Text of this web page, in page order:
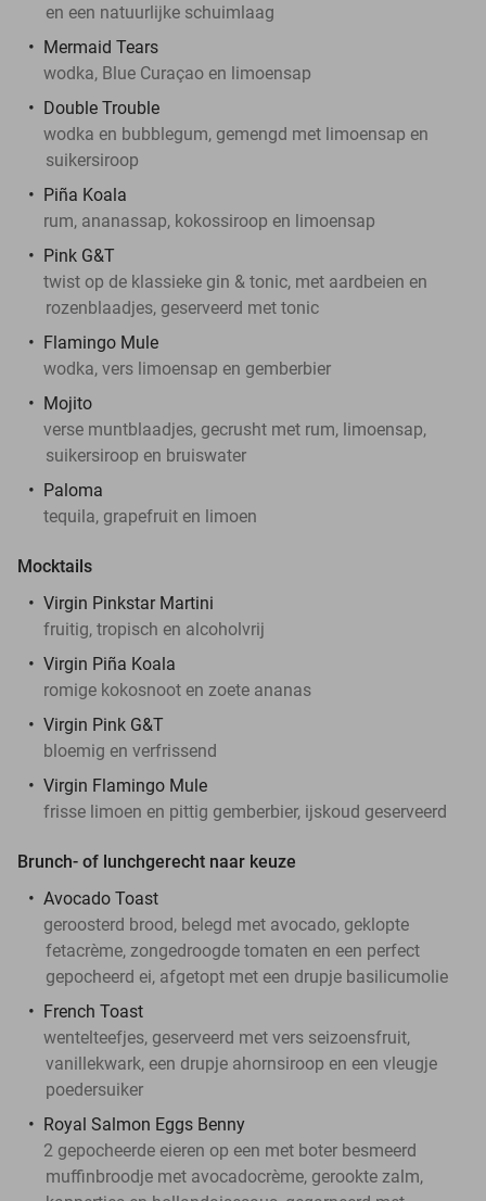
en een natuurlijke schuimlaag
Mermaid Tears
wodka, Blue Curaçao en limoensap
Double Trouble
wodka en bubblegum, gemengd met limoensap en
suikersiroop
Piña Koala
rum, ananassap, kokossiroop en limoensap
Pink G&T
twist op de klassieke gin & tonic, met aardbeien en
rozenblaadjes, geserveerd met tonic
Flamingo Mule
wodka, vers limoensap en gemberbier
Mojito
verse muntblaadjes, gecrusht met rum, limoensap,
suikersiroop en bruiswater
Paloma
tequila, grapefruit en limoen
Mocktails
Virgin Pinkstar Martini
fruitig, tropisch en alcoholvrij
Virgin Piña Koala
romige kokosnoot en zoete ananas
Virgin Pink G&T
bloemig en verfrissend
Virgin Flamingo Mule
frisse limoen en pittig gemberbier, ijskoud geserveerd
Brunch- of lunchgerecht naar keuze
Avocado Toast
geroosterd brood, belegd met avocado, geklopte
fetacrème, zongedroogde tomaten en een perfect
gepocheerd ei, afgetopt met een drupje basilicumolie
French Toast
wentelteefjes, geserveerd met vers seizoensfruit,
vanillekwark, een drupje ahornsiroop en een vleugje
poedersuiker
Royal Salmon Eggs Benny
2 gepocheerde eieren op een met boter besmeerd
muffinbroodje met avocadocrème, gerookte zalm,